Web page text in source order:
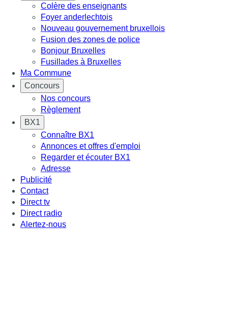
Colère des enseignants
Foyer anderlechtois
Nouveau gouvernement bruxellois
Fusion des zones de police
Bonjour Bruxelles
Fusillades à Bruxelles
Ma Commune
Concours
Nos concours
Règlement
BX1
Connaître BX1
Annonces et offres d'emploi
Regarder et écouter BX1
Adresse
Publicité
Contact
Direct tv
Direct radio
Alertez-nous